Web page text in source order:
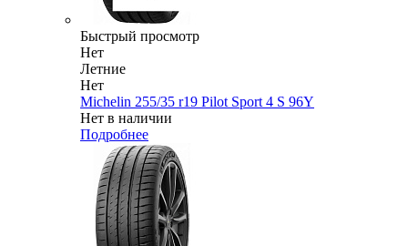
Быстрый просмотр
Нет
Летние
Нет
Michelin 255/35 r19 Pilot Sport 4 S 96Y
Нет в наличии
Подробнее